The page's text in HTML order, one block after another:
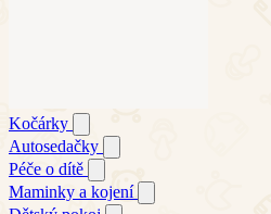
Kočárky
Autosedačky
Péče o dítě
Maminky a kojení